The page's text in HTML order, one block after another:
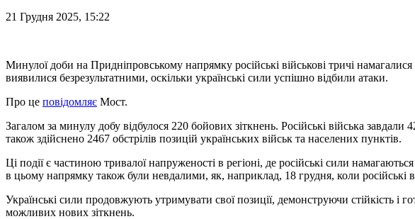
21 Грудня 2025, 15:22
Минулої доби на Придніпровському напрямку російські військові тричі
виявилися безрезультатними, оскільки українські сили успішно відбили атаки.
Про це повідомляє Мост.
Загалом за минулу добу відбулося 220 бойових зіткнень. Російські війська
також здійснено 2467 обстрілів позицій українських військ та населених пунктів.
Ці події є частиною тривалої напруженості в регіоні, де російські сили
в цьому напрямку також були невдалими, як, наприклад, 18 грудня, коли російські
Українські сили продовжують утримувати свої позиції, демонструючи стійкість і
можливих нових зіткнень.